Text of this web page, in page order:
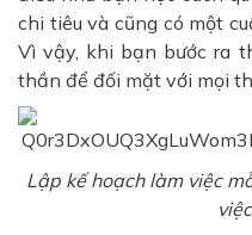
chi tiêu và cũng có một
Vì vậy, khi bạn bước ra
thần để đối mặt với mọi
Lập kế hoạch làm việc